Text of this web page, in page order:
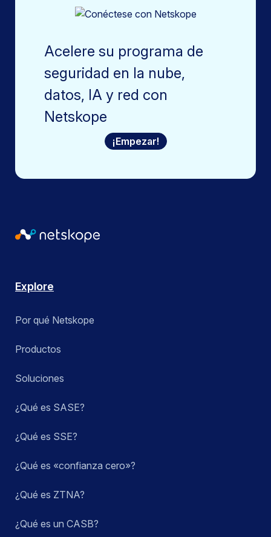
Acelere su programa de
seguridad en la nube,
datos, IA y red con
Netskope
¡Empezar!
Explore
Por qué Netskope
Productos
Soluciones
¿Qué es SASE?
¿Qué es SSE?
¿Qué es «confianza cero»?
¿Qué es ZTNA?
¿Qué es un CASB?